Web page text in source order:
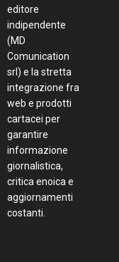
editore
indipendente
(MD
Comunication
srl) e la stretta
integrazione fra
web e prodotti
cartacei per
garantire
informazione
giornalistica,
critica enoica e
aggiornamenti
costanti.